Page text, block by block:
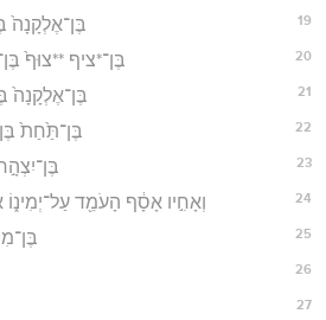
19 בֶּן־אֶלְקָנָה֙
20 בֶּן־*ציף **צוּף֙
21 בֶּן־אֶלְקָנָה֙
22 בֶּן־תַּ֙חַת֙
23
24 וְאָחִ֣יו אָסָ֔ף הָעֹמֵ֖ד
25
26
27